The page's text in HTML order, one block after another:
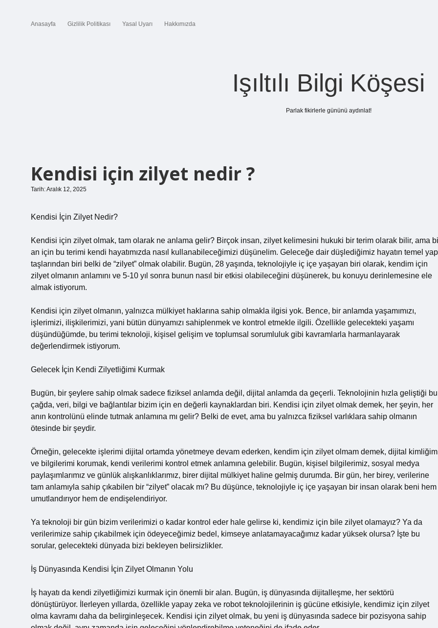
Anasayfa Gizlilik Politikası Yasal Uyarı Hakkımızda
Işıltılı Bilgi Köşesi
Parlak fikirlerle gününü aydınlat!
Kendisi için zilyet nedir ?
Tarih: Aralık 12, 2025
Kendisi İçin Zilyet Nedir?
Kendisi için zilyet olmak, tam olarak ne anlama gelir? Birçok insan, zilyet kelimesini hukuki bir terim olarak bilir, ama
an için bu terimi kendi hayatımızda nasıl kullanabileceğimizi düşünelim. Geleceğe dair düşlediğimiz hayatın temel
taşlarından biri belki de “zilyet” olmak olabilir. Bugün, 28 yaşında, teknolojiyle iç içe yaşayan biri olarak, kendim için
zilyet olmanın anlamını ve 5-10 yıl sonra bunun nasıl bir etkisi olabileceğini düşünerek, bu konuyu derinlemesine ele
almak istiyorum.
Kendisi için zilyet olmanın, yalnızca mülkiyet haklarına sahip olmakla ilgisi yok. Bence, bir anlamda yaşamımızı,
işlerimizi, ilişkilerimizi, yani bütün dünyamızı sahiplenmek ve kontrol etmekle ilgili. Özellikle gelecekteki yaşamı
düşündüğümde, bu terimi teknoloji, kişisel gelişim ve toplumsal sorumluluk gibi kavramlarla harmanlayarak
değerlendirmek istiyorum.
Gelecek İçin Kendi Zilyetliğimi Kurmak
Bugün, bir şeylere sahip olmak sadece fiziksel anlamda değil, dijital anlamda da geçerli. Teknolojinin hızla geliştiği bu
çağda, veri, bilgi ve bağlantılar bizim için en değerli kaynaklardan biri. Kendisi için zilyet olmak demek, her şeyin, her
anın kontrolünü elinde tutmak anlamına mı gelir? Belki de evet, ama bu yalnızca fiziksel varlıklara sahip olmanın
ötesinde bir şeydir.
Örneğin, gelecekte işlerimi dijital ortamda yönetmeye devam ederken, kendim için zilyet olmam demek, dijital
ve bilgilerimi korumak, kendi verilerimi kontrol etmek anlamına gelebilir. Bugün, kişisel bilgilerimiz, sosyal medya
paylaşımlarımız ve günlük alışkanlıklarımız, birer dijital mülkiyet haline gelmiş durumda. Bir gün, her birey, verilerine
tam anlamıyla sahip çıkabilen bir “zilyet” olacak mı? Bu düşünce, teknolojiyle iç içe yaşayan bir insan olarak beni hem
umutlandırıyor hem de endişelendiriyor.
Ya teknoloji bir gün bizim verilerimizi o kadar kontrol eder hale gelirse ki, kendimiz için bile zilyet olamayız? Ya da
verilerimize sahip çıkabilmek için ödeyeceğimiz bedel, kimseye anlatamayacağımız kadar yüksek olursa? İşte bu
sorular, gelecekteki dünyada bizi bekleyen belirsizlikler.
İş Dünyasında Kendisi İçin Zilyet Olmanın Yolu
İş hayatı da kendi zilyetliğimizi kurmak için önemli bir alan. Bugün, iş dünyasında dijitalleşme, her sektörü
dönüştürüyor. İlerleyen yıllarda, özellikle yapay zeka ve robot teknolojilerinin iş gücüne etkisiyle, kendimiz için zilyet
olma kavramı daha da belirginleşecek. Kendisi için zilyet olmak, bu yeni iş dünyasında sadece bir pozisyona sahip